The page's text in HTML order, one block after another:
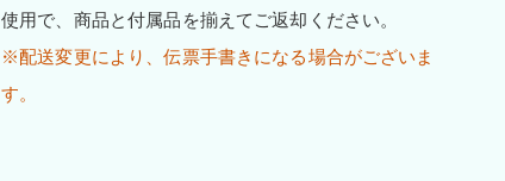
使用で、商品と付属品を揃えてご返却ください。
※配送変更により、伝票手書きになる場合がございま
す。